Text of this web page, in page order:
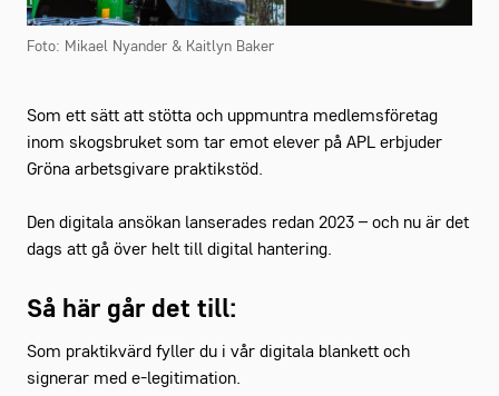
Foto: Mikael Nyander & Kaitlyn Baker
Som ett sätt att stötta och uppmuntra medlemsföretag
inom skogsbruket som tar emot elever på APL erbjuder
Gröna arbetsgivare praktikstöd.
Den digitala ansökan lanserades redan 2023 – och nu är det
dags att gå över helt till digital hantering.
Så här går det till:
Som praktikvärd fyller du i vår digitala blankett och
signerar med e-legitimation.